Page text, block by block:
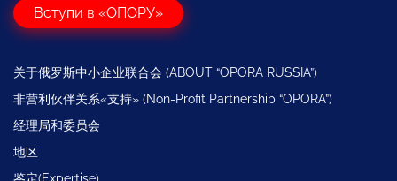
Вступи в «ОПОРУ»
关于俄罗斯中小企业联合会 (ABOUT “OPORA RUSSIA”)
非营利伙伴关系«支持» (Non-Profit Partnership “OPORA”)
经理局和委员会
地区